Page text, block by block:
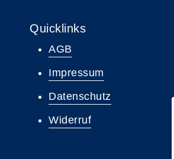
Quicklinks
AGB
Impressum
Datenschutz
Widerruf